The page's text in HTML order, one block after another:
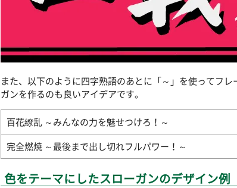
また、以下のように四字熟語のあとに「～」を使ってフ
ガンを作るのも良いアイデアです。
百花繚乱 ～みんなの力を魅せつけろ！～
完全燃焼 ～最後まで出し切れフルパワー！～
色をテーマにしたスローガンのデザイン例